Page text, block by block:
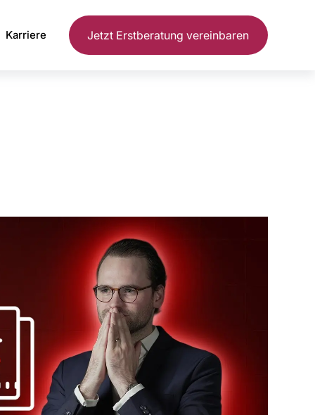
Karriere Jetzt Erstberatung vereinbaren